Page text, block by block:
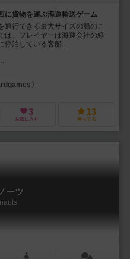
に貨物を運ぶ海運輸送ゲーム
通行できる最大サイズの船のこ
は、プレイヤーは海運会社の経
停泊している客船...
）
3
お気に入り
13
持ってる
ーツ